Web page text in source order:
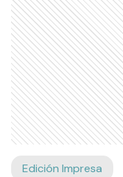
Edición Impresa